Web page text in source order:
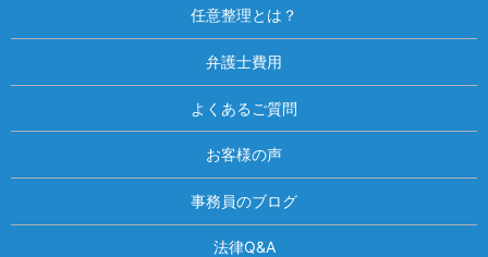
任意整理とは？
弁護士費用
よくあるご質問
お客様の声
事務員のブログ
法律Q&A